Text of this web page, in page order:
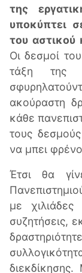
της
υποκύπτει
του αστικού
Οι δεσμοί
τάξη της
ακούραστη
κάθε
τους
να μπει
Έτσι θα
με
συζητήσεις,